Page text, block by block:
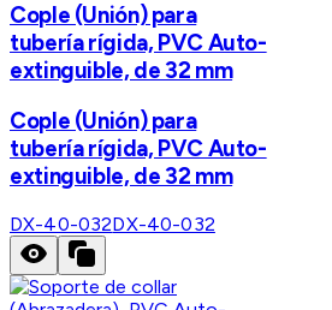
Cople (Unión) para
tubería rígida, PVC Auto-
extinguible, de 32 mm
Cople (Unión) para
tubería rígida, PVC Auto-
extinguible, de 32 mm
DX-40-032DX-40-032